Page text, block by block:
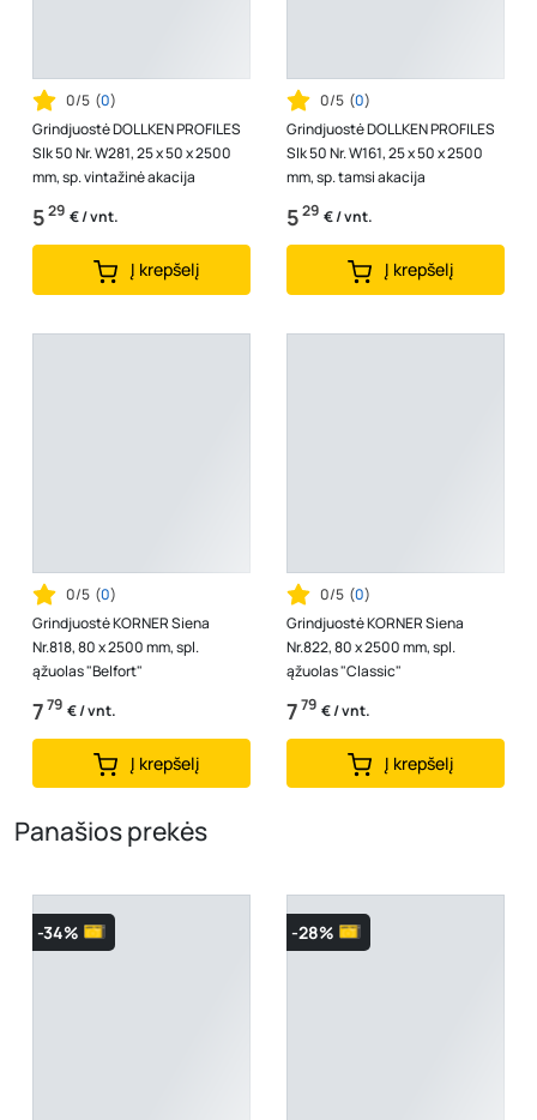
0/5 (0)
Grindjuostė DOLLKEN PROFILES
Slk 50 Nr. W281, 25 x 50 x 2500
mm, sp. vintažinė akacija
529 € / vnt.
Į krepšelį
0/5 (0)
Grindjuostė DOLLKEN PROFILES
Slk 50 Nr. W161, 25 x 50 x 2500
mm, sp. tamsi akacija
529 € / vnt.
Į krepšelį
0/5 (0)
Grindjuostė KORNER Siena
Nr.818, 80 x 2500 mm, spl.
ąžuolas "Belfort"
779 € / vnt.
Į krepšelį
0/5 (0)
Grindjuostė KORNER Siena
Nr.822, 80 x 2500 mm, spl.
ąžuolas "Classic"
779 € / vnt.
Į krepšelį
Panašios prekės
-34% -28%